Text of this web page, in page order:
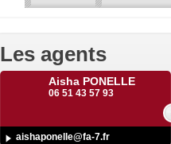
Les agents
Aisha PONELLE
06 51 43 57 93
aishaponelle@fa-7.fr